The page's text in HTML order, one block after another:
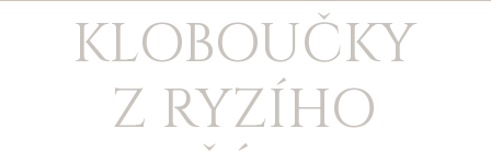
KLOBOUČKY
Z RYZÍHO